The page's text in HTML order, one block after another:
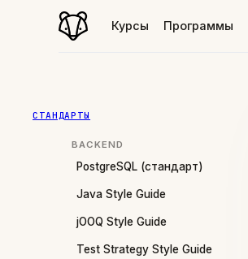
Курсы Программы
СТАНДАРТЫ
BACKEND
PostgreSQL (стандарт)
Java Style Guide
jOOQ Style Guide
Test Strategy Style Guide